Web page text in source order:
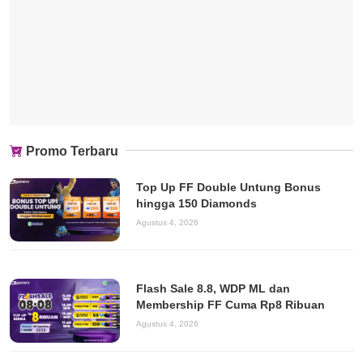
Promo Terbaru
Top Up FF Double Untung Bonus
hingga 150 Diamonds
Agustus 4, 2026
Flash Sale 8.8, WDP ML dan
Membership FF Cuma Rp8 Ribuan
Agustus 4, 2026